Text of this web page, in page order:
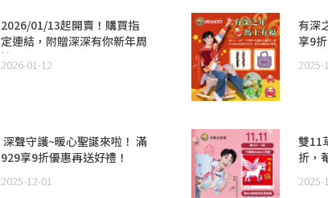
2026/01/13起開賣！購買指
定連結，附贈深深有你新年周
邊💜
2026-01-12
有深
享9
2025-
​ 深聲守護~暖心聖誕來啦！ ​滿
929享9折優惠再送好禮！
2025-12-01
雙11
折，
2025-